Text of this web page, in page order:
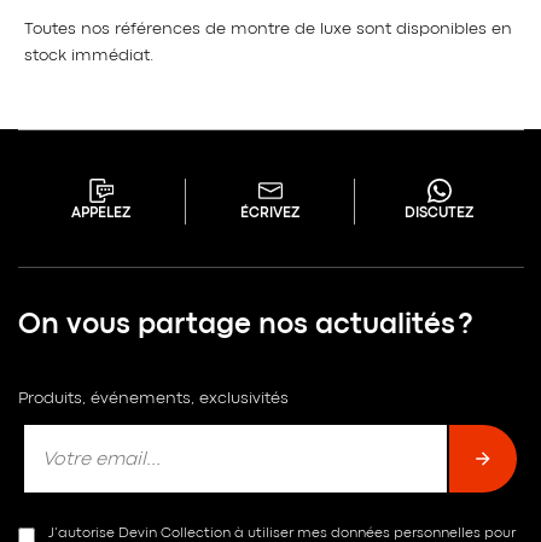
Toutes nos références de montre de luxe sont disponibles en
stock immédiat.
APPELEZ ÉCRIVEZ DISCUTEZ
On vous partage nos actualités ?
Produits, événements, exclusivités
J’autorise Devin Collection à utiliser mes données personnelles pour